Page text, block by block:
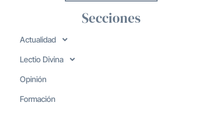
Secciones
Actualidad
Lectio Divina
Opinión
Formación